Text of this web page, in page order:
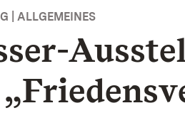
| ALLGEMEINES